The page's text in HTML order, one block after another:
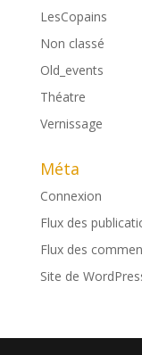
LesCopains
Non classé
Old_events
Théatre
Vernissage
Méta
Connexion
Flux des
Flux des
Site de